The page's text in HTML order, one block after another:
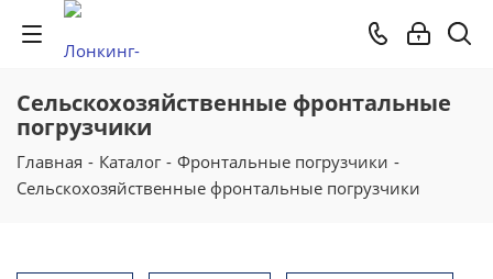
Cельскохозяйственные фронтальные
погрузчики
Главная - Каталог - Фронтальные погрузчики -
Сельскохозяйственные фронтальные погрузчики